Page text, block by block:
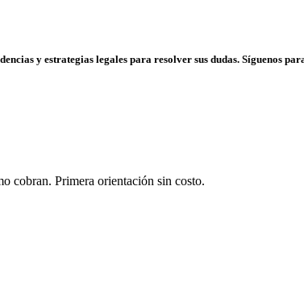
y estrategias legales para resolver sus dudas. Síguenos
cobran. Primera orientación sin costo.